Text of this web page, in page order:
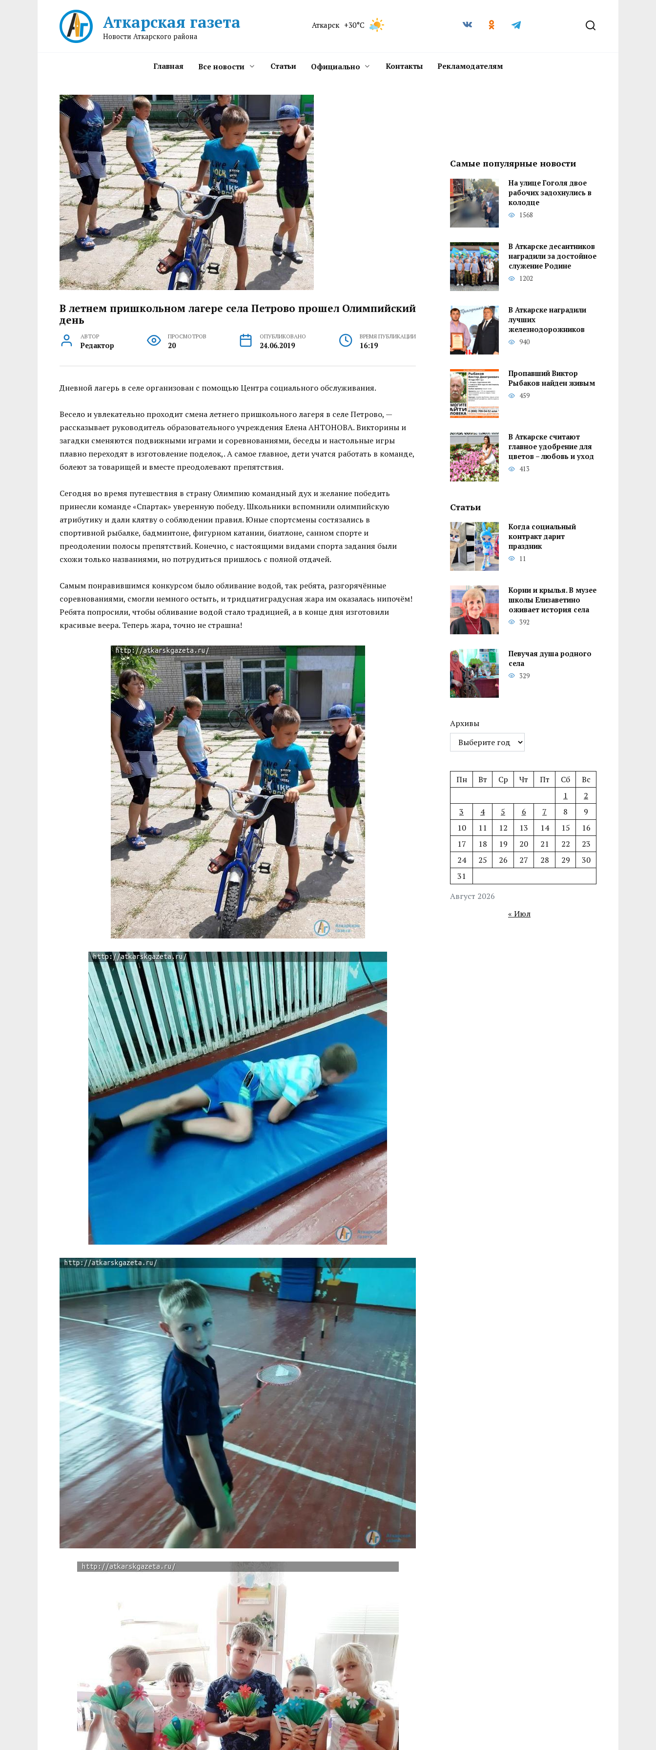
Аткарская газета
Новости Аткарского района
Аткарск +30°C
Главная Все новости Статьи Официально Контакты Рекламодателям
В летнем пришкольном лагере села Петрово прошел Олимпийский
день
АВТОР
Редактор
ПРОСМОТРОВ
20
ОПУБЛИКОВАНО
24.06.2019
ВРЕМЯ ПУБЛИКАЦИИ
16:19
Дневной лагерь в селе организован с помощью Центра социального обслуживания.
Весело и увлекательно проходит смена летнего пришкольного лагеря в селе Петрово, —
рассказывает руководитель образовательного учреждения Елена АНТОНОВА. Викторины и
загадки сменяются подвижными играми и соревнованиями, беседы и настольные игры
плавно переходят в изготовление поделок,. А самое главное, дети учатся работать в команде,
болеют за товарищей и вместе преодолевают препятствия.
Сегодня во время путешествия в страну Олимпию командный дух и желание победить
принесли команде «Спартак» уверенную победу. Школьники вспомнили олимпийскую
атрибутику и дали клятву о соблюдении правил. Юные спортсмены состязались в
спортивной рыбалке, бадминтоне, фигурном катании, биатлоне, санном спорте и
преодолении полосы препятствий. Конечно, с настоящими видами спорта задания были
схожи только названиями, но потрудиться пришлось с полной отдачей.
Самым понравившимся конкурсом было обливание водой, так ребята, разгорячённые
соревнованиями, смогли немного остыть, и тридцатиградусная жара им оказалась нипочём!
Ребята попросили, чтобы обливание водой стало традицией, а в конце дня изготовили
красивые веера. Теперь жара, точно не страшна!
Самые популярные новости
На улице Гоголя двое
рабочих задохнулись в
колодце
1568
В Аткарске десантников
наградили за достойное
служение Родине
1202
В Аткарске наградили
лучших
железнодорожников
940
Пропавший Виктор
Рыбаков найден живым
459
В Аткарске считают
главное удобрение для
цветов – любовь и уход
413
Статьи
Когда социальный
контракт дарит
праздник
11
Корни и крылья. В музее
школы Елизаветино
оживает история села
392
Певучая душа родного
села
329
Архивы
Август 2026
Пн Вт Ср Чт Пт Сб
Вс
1
2
3
4 5 6 7 8
9
10
11 12 13 14 15
16
17
18 19 20 21 22
23
24
25 26 27 28 29
30
31
« Июл